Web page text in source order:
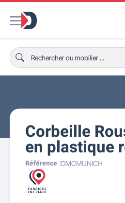
Corbeille
en plastique
Référence :DMCMUNICH